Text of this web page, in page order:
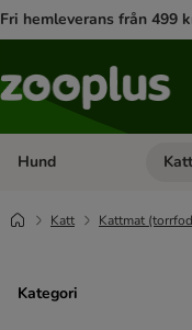
Fri hemleverans från 499
Hund Katt
Katt Kattmat
Kategori